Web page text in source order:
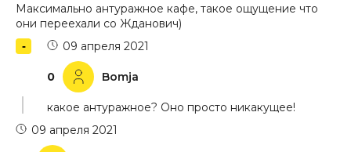
Максимально антуражное кафе, такое ощущение что
они переехали со Жданович)
0 Bomja
09 апреля 2021
какое антуражное? Оно просто никакущее!
09 апреля 2021